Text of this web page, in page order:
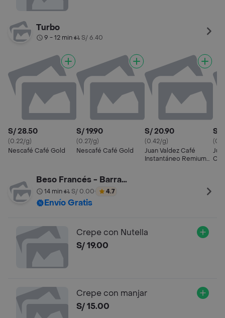
Turbo
9 - 12 min• S/ 6.40
S/ 28.50
(0.22/g)
Nescafé Café Gold
S/ 19.90
(0.27/g)
Nescafé Café Gold
S/ 20.90
(0.42/g)
Juan Valdez Café
Instantáneo Remium
S/
Beso Francés - Barranco
14 min• S/ 0.00• 4.7
Envío Gratis
Crepe con Nutella
S/ 19.00
Crepe con manjar
S/ 15.00